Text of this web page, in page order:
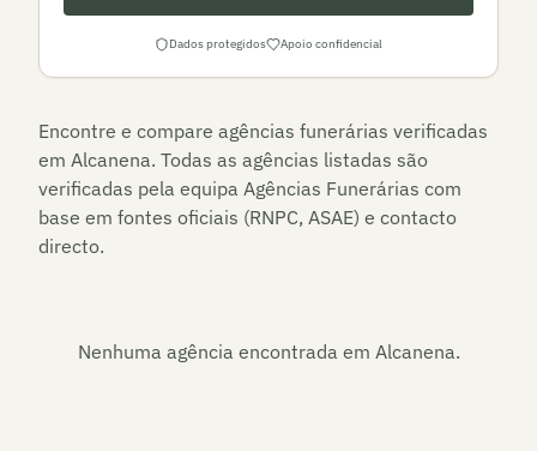
Dados protegidos Apoio confidencial
Encontre e compare agências funerárias verificadas
em Alcanena. Todas as agências listadas são
verificadas pela equipa Agências Funerárias com
base em fontes oficiais (RNPC, ASAE) e contacto
directo.
Nenhuma agência encontrada em Alcanena.